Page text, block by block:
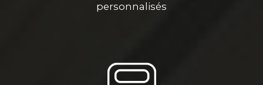
personnalisés